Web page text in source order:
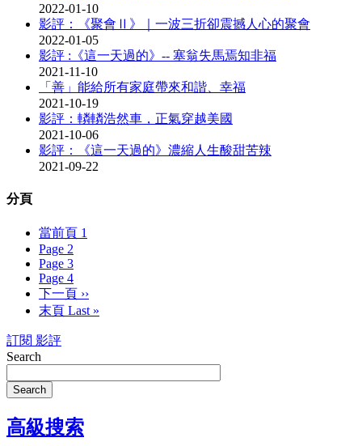
2022-01-10
影評：《聚會Ⅱ》｜一波三折卻震撼人心的聚會
2022-01-05
影評 :《這一天過的》-- 塞翁失馬焉知非福
2021-11-10
「善」能給所有家庭帶來和諧、幸福
2021-10-19
影評：轔轔浩然車，正氣穿越美國
2021-10-06
影評：《這一天過的》濃縮人生酸甜苦辣
2021-09-22
分頁
當前頁 1
Page 2
Page 3
Page 4
下一頁 ››
末頁 Last »
訂閱 影評
Search
Search
高級搜索